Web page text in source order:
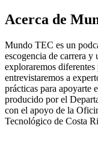
Acerca de
Mundo TEC es un
escogencia de carrera
exploraremos
entrevistaremos a
prácticas para apoyarte
producido por el
con el apoyo de la
Tecnológico de Costa